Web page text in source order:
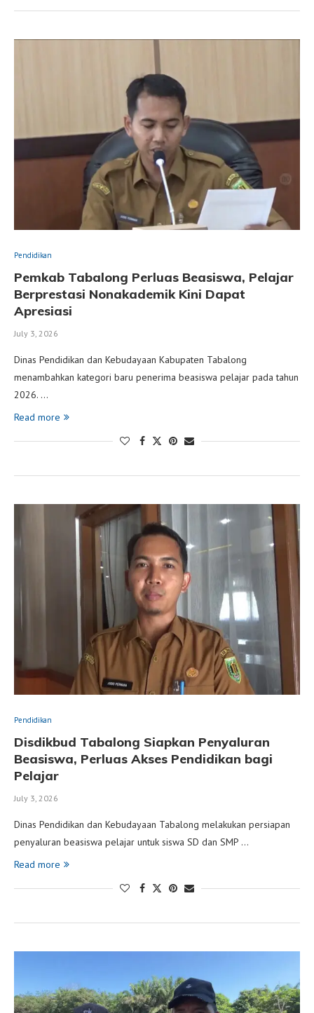
Pendidikan
Pemkab Tabalong Perluas Beasiswa, Pelajar
Berprestasi Nonakademik Kini Dapat
Apresiasi
July 3, 2026
Dinas Pendidikan dan Kebudayaan Kabupaten Tabalong
menambahkan kategori baru penerima beasiswa pelajar pada tahun
2026. …
Read more
Pendidikan
Disdikbud Tabalong Siapkan Penyaluran
Beasiswa, Perluas Akses Pendidikan bagi
Pelajar
July 3, 2026
Dinas Pendidikan dan Kebudayaan Tabalong melakukan persiapan
penyaluran beasiswa pelajar untuk siswa SD dan SMP …
Read more